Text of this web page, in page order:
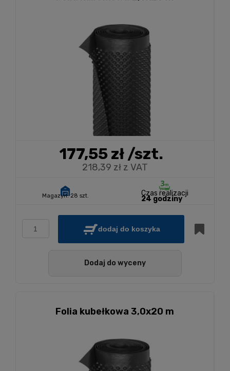
177,55 zł/szt.
218,39 zł z VAT
Magazyn: 28 szt. Czas realizacji
24 godziny
dodaj do koszyka
Dodaj do wyceny
Folia kubełkowa 3,0x20 m